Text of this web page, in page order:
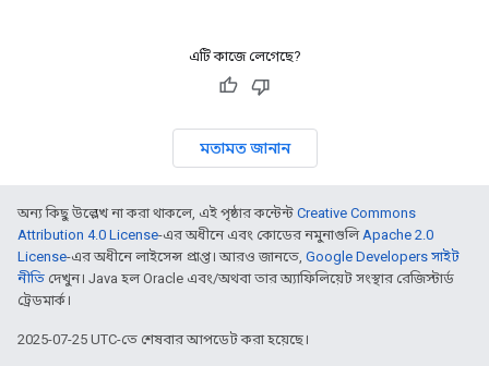
এটি কাজে লেগেছে?
মতামত জানান
অন্য কিছু উল্লেখ না করা থাকলে, এই পৃষ্ঠার কন্টেন্ট Creative Commons
Attribution 4.0 License-এর অধীনে এবং কোডের নমুনাগুলিApache 2.0
License-এর অধীনে লাইসেন্স প্রাপ্ত। আরও জানতে, Google Developers সাইট
নীতি দেখুন। Java হল Oracle এবং/অথবা তার অ্যাফিলিয়েট সংস্থার রেজিস্টার্ড
ট্রেডমার্ক।
2025-07-25 UTC-তে শেষবার আপডেট করা হয়েছে।